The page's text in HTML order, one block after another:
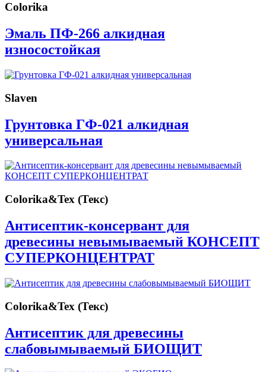
Colorika
Эмаль ПФ-266 алкидная
износостойкая
Slaven
Грунтовка ГФ-021 алкидная
универсальная
Colorika&Tex (Текс)
Антисептик-консервант для
древесины невымываемый КОНСЕПТ
СУПЕРКОНЦЕНТРАТ
Colorika&Tex (Текс)
Антисептик для древесины
слабовымываемый БИОЩИТ